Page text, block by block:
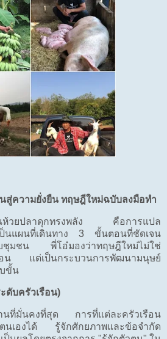
สู่ความยั่งยืน ทฤษฎีใหม่ฉบับลงมือทำ
นห้วยปลาดุกทรงพลัง คือการแปล
ป็นแผนที่เดินทาง 3 ขั้นตอนที่ชัดเจน
บชุมชน พี่โอ๋มองว่าทฤษฎีใหม่ไม่ใช่
อน แต่เป็นกระบวนการพัฒนามนุษย์
ขั้น
ดับครัวเรือน)
านที่มั่นคงที่สุด การที่แต่ละครัวเรือน
ตนเองได้ รู้จักศักยภาพและข้อจำกัด